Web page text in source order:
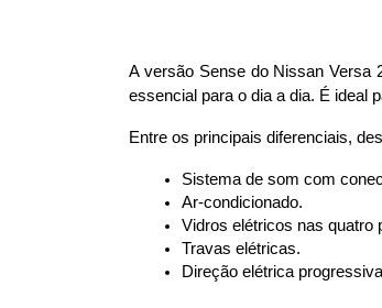
A versão Sense do Nissan Versa
essencial para o dia a dia. É ideal
Entre os principais diferenciais,
Sistema de som com
Ar-condicionado.
Vidros elétricos nas quatro
Travas elétricas.
Direção elétrica